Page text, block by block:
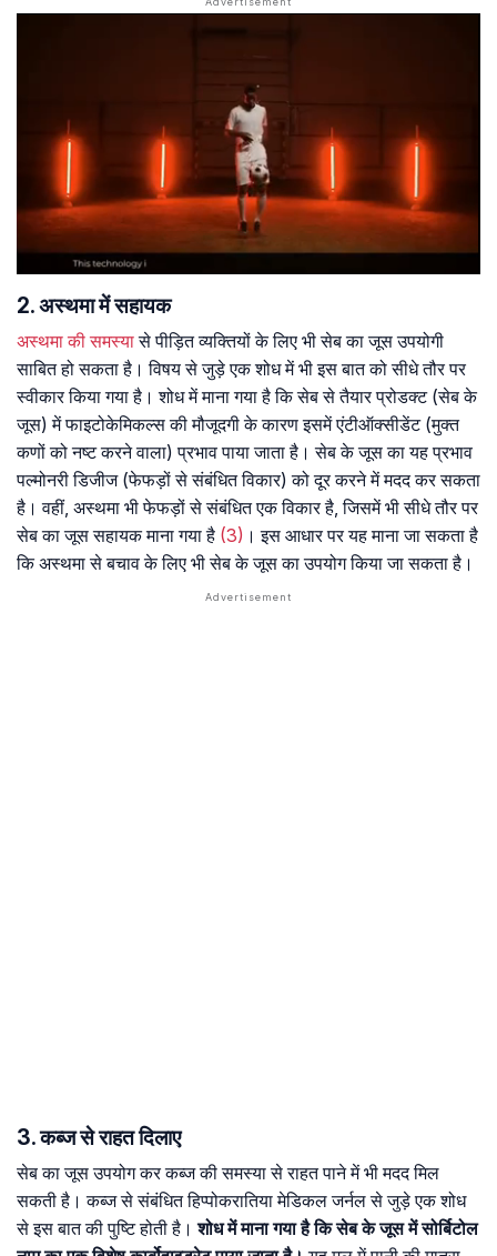
2. अस्थमा में सहायक
अस्थमा की समस्यासे पीड़ित व्यक्तियों के लिए भी सेब का जूस उपयोगी
साबित हो सकता है। विषय से जुड़े एक शोध में भी इस बात को सीधे तौर पर
स्वीकार किया गया है। शोध में माना गया है कि सेब से तैयार प्रोडक्ट (सेब के
जूस) में फाइटोकेमिकल्स की मौजूदगी के कारण इसमें एंटीऑक्सीडेंट (मुक्त
कणों को नष्ट करने वाला) प्रभाव पाया जाता है। सेब के जूस का यह प्रभाव
पल्मोनरी डिजीज (फेफड़ों से संबंधित विकार) को दूर करने में मदद कर सकता
है। वहीं, अस्थमा भी फेफड़ों से संबंधित एक विकार है, जिसमें भी सीधे तौर पर
सेब का जूस सहायक माना गया है (3) । इस आधार पर यह माना जा सकता है
कि अस्थमा से बचाव के लिए भी सेब के जूस का उपयोग किया जा सकता है।
3. कब्ज से राहत दिलाए
सेब का जूस उपयोग कर कब्ज की समस्या से राहत पाने में भी मदद मिल
सकती है। कब्ज से संबंधित हिप्पोकरातिया मेडिकल जर्नल से जुड़े एक शोध
से इस बात की पुष्टि होती है। शोध में माना गया है कि सेब के जूस में सोर्बिटोल